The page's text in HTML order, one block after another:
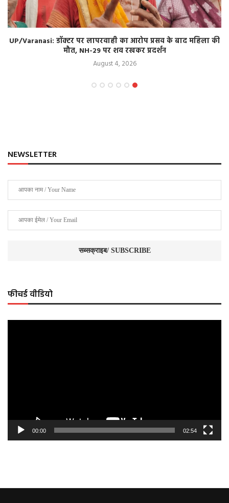
UP/Varanasi: डॉक्टर पर लापरवाही का आरोप प्रसव के बाद महिला की
मौत, NH-29 पर शव रखकर प्रदर्शन
August 4, 2026
NEWSLETTER
फीचर्ड वीडियो
00:00 02:54